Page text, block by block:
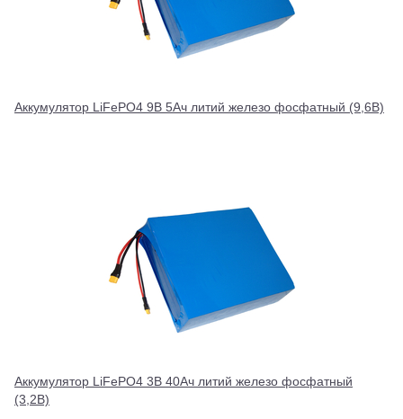
Аккумулятор LiFePO4 9В 5Ач литий железо фосфатный (9,6В)
Аккумулятор LiFePO4 3В 40Ач литий железо фосфатный
(3,2В)